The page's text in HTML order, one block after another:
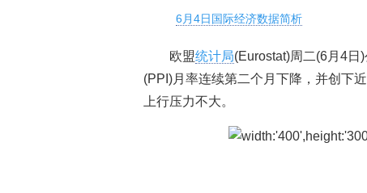
6月4日国际经济数据简析
欧盟统计局(Eurostat)周二(6月4日
(PPI)月率连续第二个月下降，并创下
上行压力不大。